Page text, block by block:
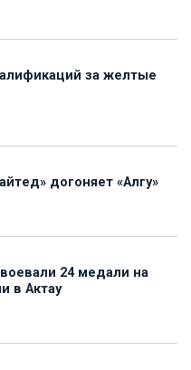
за желтые
догоняет «Алгу»
24 медали на
в Актау